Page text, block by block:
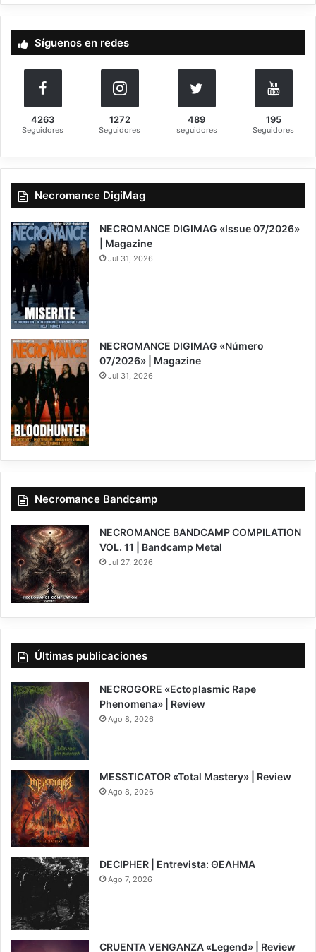
c
a
:
Síguenos en redes
4263
Seguidores
1272
Seguidores
489
seguidores
195
Seguidores
Necromance DigiMag
NECROMANCE DIGIMAG «Issue 07/2026»
| Magazine
Jul 31, 2026
NECROMANCE DIGIMAG «Número
07/2026» | Magazine
Jul 31, 2026
Necromance Bandcamp
NECROMANCE BANDCAMP COMPILATION
VOL. 11 | Bandcamp Metal
Jul 27, 2026
Últimas publicaciones
NECROGORE «Ectoplasmic Rape
Phenomena» | Review
Ago 8, 2026
6.5
MESSTICATOR «Total Mastery» | Review
Ago 8, 2026
DECIPHER | Entrevista: ΘΕΛΗΜΑ
Ago 7, 2026
CRUENTA VENGANZA «Legend» | Review